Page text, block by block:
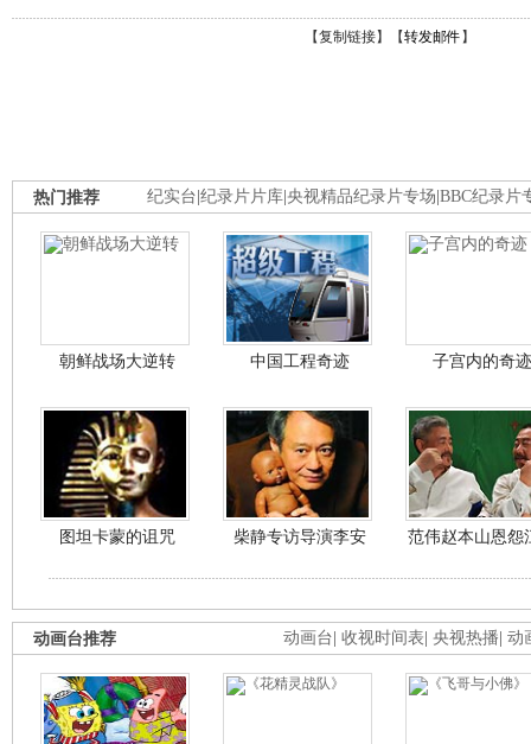
【复制链接】【转发邮件 】
纪实台 纪录片片库 央视精品纪录片专场 BBC纪录片
热门推荐
朝鲜战场大逆转 中国工程奇迹 子宫内的奇迹
图坦卡蒙的诅咒 柴静专访导演李安 范伟赵本山恩怨
动画台 收视时间表 央视热播 动
动画台推荐